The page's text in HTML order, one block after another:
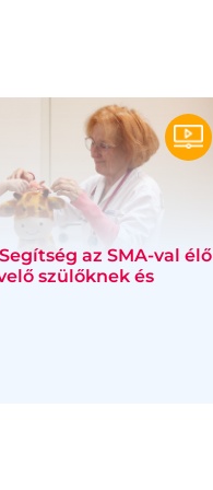
az SMA-val élő
szülőknek és